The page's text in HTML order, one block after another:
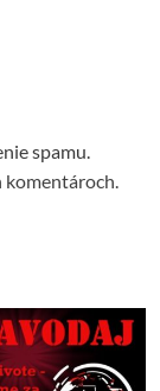
spamu.
komentároch.